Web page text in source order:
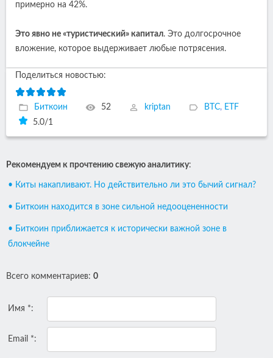
примерно на 42%.
Это явно не «туристический» капитал. Это долгосрочное
вложение, которое выдерживает любые потрясения.
Поделиться новостью:
Биткоин 52 kriptan BTC, ETF
5.0/1
Рекомендуем к прочтению свежую аналитику:
• Киты накапливают. Но действительно ли это бычий сигнал?
• Биткоин находится в зоне сильной недооцененности
• Биткоин приближается к исторически важной зоне в
блокчейне
Всего комментариев: 0
Имя *:
Email *: